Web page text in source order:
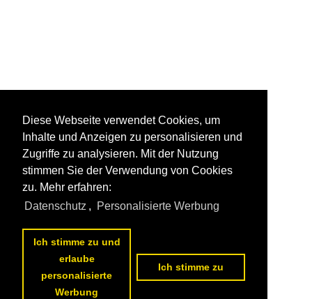
Diese Webseite verwendet Cookies, um
Inhalte und Anzeigen zu personalisieren und
Zugriffe zu analysieren. Mit der Nutzung
stimmen Sie der Verwendung von Cookies
zu. Mehr erfahren:
Datenschutz , Personalisierte Werbung
Ich stimme zu und
erlaube
personalisierte
Werbung
Ich stimme zu